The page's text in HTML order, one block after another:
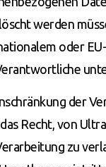
werden
oder
der
Recht, von
zu